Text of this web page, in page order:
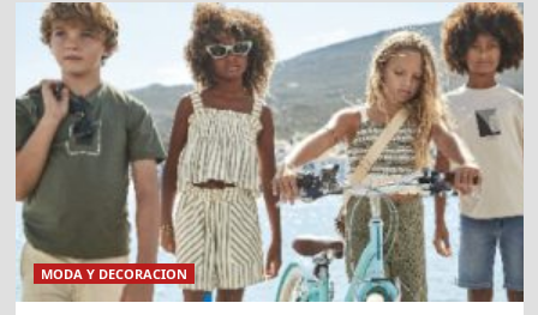
MODA Y DECORACION